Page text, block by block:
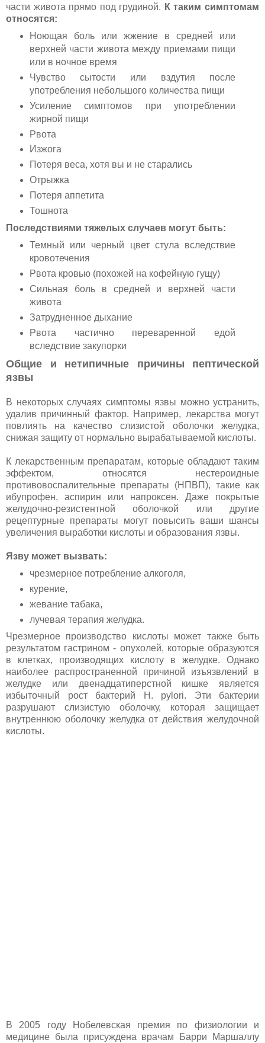
части живота прямо под грудиной. К таким симптомам
относятся:
Ноющая боль или жжение в средней или
верхней части живота между приемами пищи
или в ночное время
Чувство сытости или вздутия после
употребления небольшого количества пищи
Усиление симптомов при употреблении
жирной пищи
Рвота
Изжога
Потеря веса, хотя вы и не старались
Отрыжка
Потеря аппетита
Тошнота
Последствиями тяжелых случаев могут быть:
Темный или черный цвет стула вследствие
кровотечения
Рвота кровью (похожей на кофейную гущу)
Сильная боль в средней и верхней части
живота
Затрудненное дыхание
Рвота частично переваренной едой
вследствие закупорки
Общие и нетипичные причины пептической
язвы
В некоторых случаях симптомы язвы можно устранить,
удалив причинный фактор. Например, лекарства могут
повлиять на качество слизистой оболочки желудка,
снижая защиту от нормально вырабатываемой кислоты.
К лекарственным препаратам, которые обладают таким
эффектом, относятся нестероидные
противовоспалительные препараты (НПВП), такие как
ибупрофен, аспирин или напроксен. Даже покрытые
желудочно-резистентной оболочкой или другие
рецептурные препараты могут повысить ваши шансы
увеличения выработки кислоты и образования язвы.
Язву может вызвать:
чрезмерное потребление алкоголя,
курение,
жевание табака,
лучевая терапия желудка.
Чрезмерное производство кислоты может также быть
результатом гастрином - опухолей, которые образуются
в клетках, производящих кислоту в желудке. Однако
наиболее распространенной причиной изъязвлений в
желудке или двенадцатиперстной кишке является
избыточный рост бактерий H. pylori. Эти бактерии
разрушают слизистую оболочку, которая защищает
внутреннюю оболочку желудка от действия желудочной
кислоты.
В 2005 году Нобелевская премия по физиологии и
медицине была присуждена врачам Барри Маршаллу